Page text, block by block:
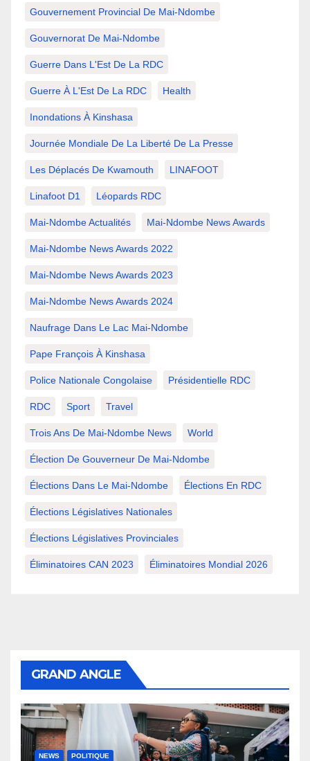
Gouvernement Provincial De Mai-Ndombe
Gouvernorat De Mai-Ndombe
Guerre Dans L'Est De La RDC
Guerre À L'Est De La RDC Health
Inondations À Kinshasa
Journée Mondiale De La Liberté De La Presse
Les Déplacés De Kwamouth LINAFOOT
Linafoot D1 Léopards RDC
Mai-Ndombe Actualités Mai-Ndombe News Awards
Mai-Ndombe News Awards 2022
Mai-Ndombe News Awards 2023
Mai-Ndombe News Awards 2024
Naufrage Dans Le Lac Mai-Ndombe
Pape François À Kinshasa
Police Nationale Congolaise Présidentielle RDC
RDC Sport Travel
Trois Ans De Mai-Ndombe News World
Élection De Gouverneur De Mai-Ndombe
Élections Dans Le Mai-Ndombe Élections En RDC
Élections Législatives Nationales
Élections Législatives Provinciales
Éliminatoires CAN 2023 Éliminatoires Mondial 2026
GRAND ANGLE
NEWS POLITIQUE